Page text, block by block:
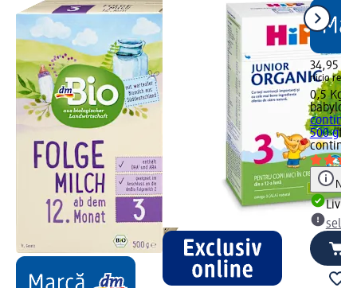
34,95 lei
nicio
0,5 Kg
babylove
500 g
Notă